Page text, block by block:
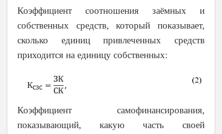
Коэффициент соотношения заёмных и
собственных средств, который показывает,
сколько единиц привлеченных средств
приходится на единицу собственных:
Коэффициент самофинансирования,
показывающий, какую часть своей